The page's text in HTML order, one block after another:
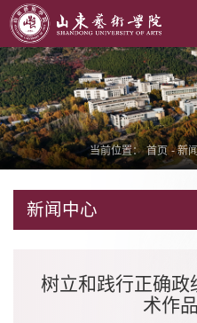
当前位置： 首页 - 新
新闻中心
树立和践行正确政
术作